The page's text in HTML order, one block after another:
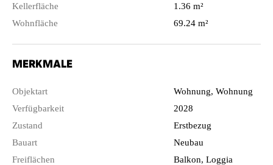
Kellerfläche
1.36 m²
Wohnfläche
69.24 m²
MERKMALE
Objektart
Wohnung, Wohnung
Verfügbarkeit
2028
Zustand
Erstbezug
Bauart
Neubau
Freiflächen
Balkon, Loggia